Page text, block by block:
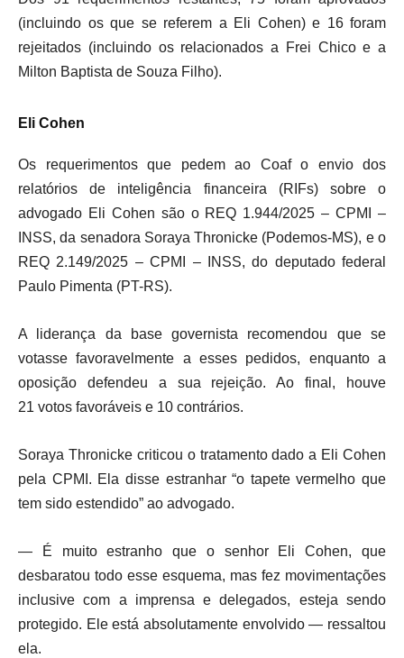
(incluindo os que se referem a Eli Cohen) e 16 foram
rejeitados (incluindo os relacionados a Frei Chico e a
Milton Baptista de Souza Filho).
Eli Cohen
Os requerimentos que pedem ao Coaf o envio dos
relatórios de inteligência financeira (RIFs) sobre o
advogado Eli Cohen são o REQ 1.944/2025 – CPMI –
INSS, da senadora Soraya Thronicke (Podemos-MS), e o
REQ 2.149/2025 – CPMI – INSS, do deputado federal
Paulo Pimenta (PT-RS).
A liderança da base governista recomendou que se
votasse favoravelmente a esses pedidos, enquanto a
oposição defendeu a sua rejeição. Ao final, houve
21 votos favoráveis e 10 contrários.
Soraya Thronicke criticou o tratamento dado a Eli Cohen
pela CPMI. Ela disse estranhar “o tapete vermelho que
tem sido estendido” ao advogado.
— É muito estranho que o senhor Eli Cohen, que
desbaratou todo esse esquema, mas fez movimentações
inclusive com a imprensa e delegados, esteja sendo
protegido. Ele está absolutamente envolvido — ressaltou
ela.